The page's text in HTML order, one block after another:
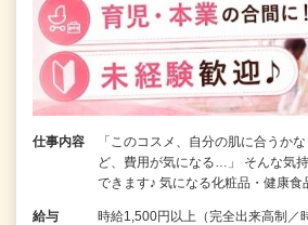
仕事内容
「このコスメ、自分の肌に合うか
ど、費用が気になる…」 そんな気
できます♪ 気になる化粧品・健康食
給与
時給1,500円以上（完全出来高制／